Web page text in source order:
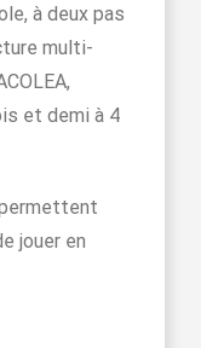
à deux pas
multi-
et demi à 4
jouer en